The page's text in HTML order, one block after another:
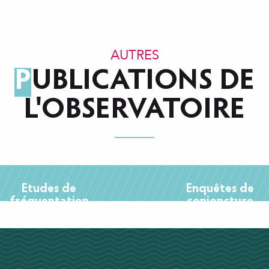
AUTRES
PUBLICATIONS DE
L'OBSERVATOIRE
Etudes de
fréquentation
Enquêtes de
conjoncture